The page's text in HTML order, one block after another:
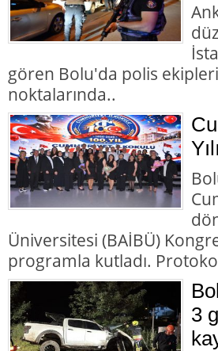
gören Bolu'da polis
noktalarında..
Üniversitesi (BAİBÜ)
programla kutladı.
3